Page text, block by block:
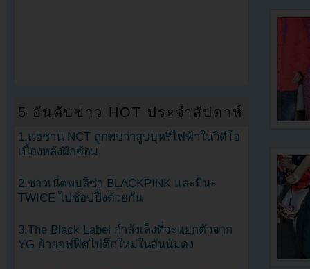
5 อันดับข่าว HOT ประจำสัปดาห์
1.แฮชาน NCT ถูกพบว่าสูบบุหรี่ไฟฟ้าในวิดีโอ
เบื้องหลังฝึกซ้อม
2.ชาวเน็ตพบลิซ่า BLACKPINK และมินะ
TWICE ไปช้อปปิ้งด้วยกัน
3.The Black Label กำลังเล็งที่จะแยกตัวจาก
YG ย้ายอฟฟิศไปตึกใหม่ในฮันนัมดง